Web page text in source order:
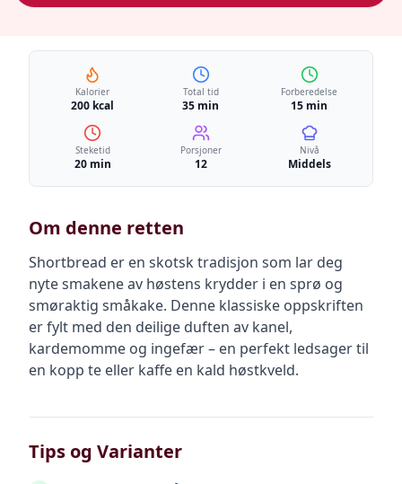
Kalorier
200 kcal
Total tid
35 min
Forberedelse
15 min
Steketid
20 min
Porsjoner
12
Nivå
Middels
Om denne retten
Shortbread er en skotsk tradisjon som lar deg
nyte smakene av høstens krydder i en sprø og
smøraktig småkake. Denne klassiske oppskriften
er fylt med den deilige duften av kanel,
kardemomme og ingefær – en perfekt ledsager til
en kopp te eller kaffe en kald høstkveld.
Tips og Varianter